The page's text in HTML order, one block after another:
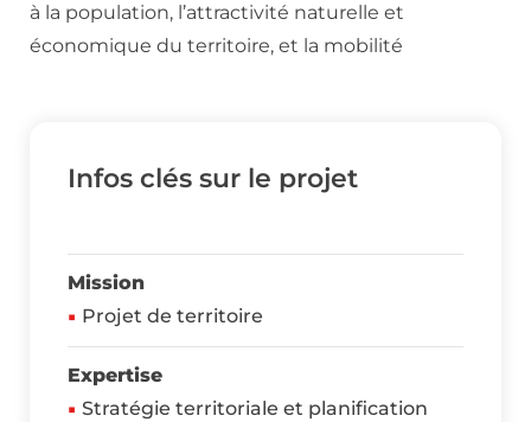
à la population, l’attractivité naturelle et
économique du territoire, et la mobilité
Infos clés sur le projet
Mission
Projet de territoire
Expertise
Stratégie territoriale et planification